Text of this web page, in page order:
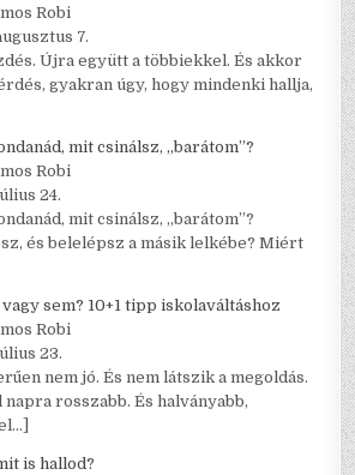
Robi
7.
Újra együtt a többiekkel. És akkor
gyakran úgy, hogy mindenki hallja,
mit csinálsz, „barátom”?
Robi
24.
mit csinálsz, „barátom”?
és belelépsz a másik lelkébe? Miért
sem? 10+1 tipp iskolaváltáshoz
Robi
23.
nem jó. És nem látszik a megoldás.
rosszabb. És halványabb,
is hallod?